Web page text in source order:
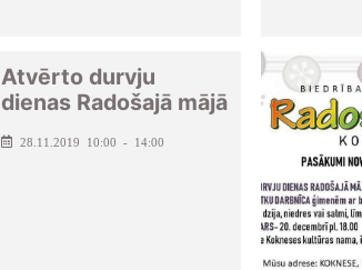
Atvērto durvju
dienas Radošajā mājā
28.11.2019 10:00 - 14:00